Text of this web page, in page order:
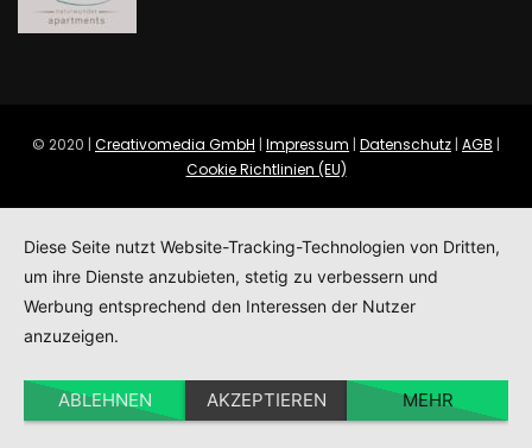
© 2020 | Creativomedia GmbH | Impressum | Datenschutz | AGB |
Cookie Richtlinien (EU)
Diese Seite nutzt Website-Tracking-Technologien von Dritten,
um ihre Dienste anzubieten, stetig zu verbessern und
Werbung entsprechend den Interessen der Nutzer
anzuzeigen.
ABLEHNEN AKZEPTIEREN MEHR